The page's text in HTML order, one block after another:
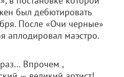
был дебютировать
После «Очи черные»
аплодировал маэстро.
Впрочем ,